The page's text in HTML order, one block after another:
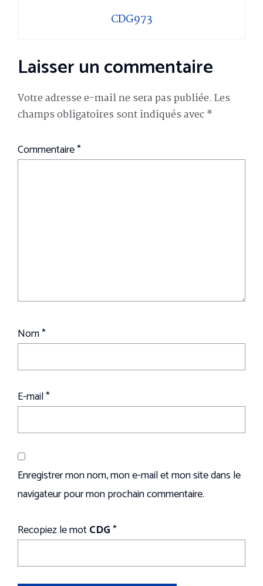
CDG973
Laisser un commentaire
Votre adresse e-mail ne sera pas publiée. Les
champs obligatoires sont indiqués avec*
Commentaire*
Nom*
E-mail*
Enregistrer mon nom, mon e-mail et mon site dans le
navigateur pour mon prochain commentaire.
Recopiez le motCDG*